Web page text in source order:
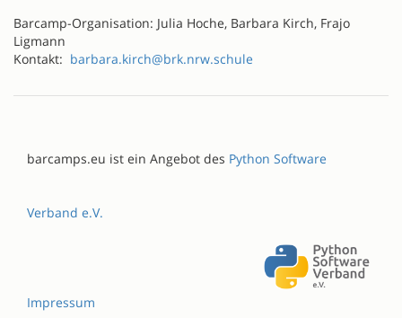
Barcamp-Organisation: Julia Hoche, Barbara Kirch, Frajo
Ligmann
Kontakt: barbara.kirch@brk.nrw.schule
barcamps.eu ist ein Angebot des Python Software
Verband e.V.
Impressum